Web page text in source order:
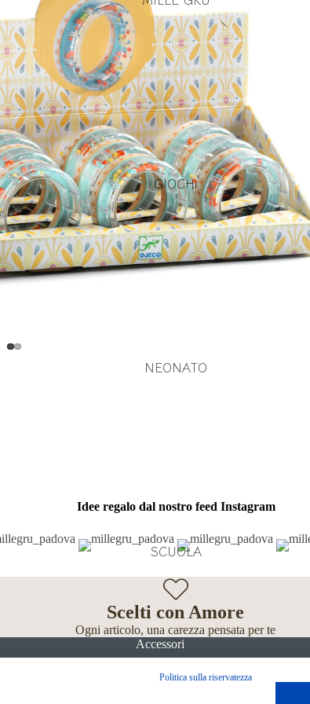
GIOCHI
NEONATO
SCUOLA
Idee regalo dal nostro feed Instagram
Scelti con Amore
Ogni articolo, una carezza pensata per te
Accessori
Politica sulla riservatezza